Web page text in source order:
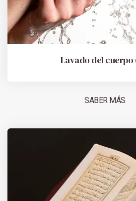
Lavado del cuerpo
SABER MÁS